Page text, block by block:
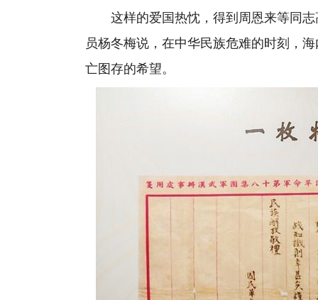
这样的爱国热忱，得到周恩来等同志
员杨冬梅说，在中华民族危难的时刻，
亡图存的希望。